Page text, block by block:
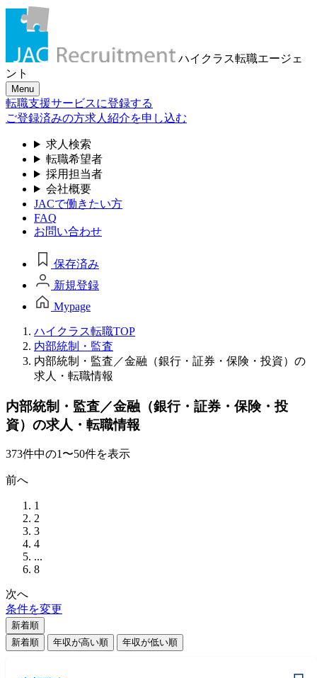
ハイクラス転職エージェ
ント
Menu
転職支援サービスに登録する
ご登録済みの方求人紹介を申し込む
求人検索
転職希望者
採用担当者
会社概要
JACで働きたい方
FAQ
お問い合わせ
保存済み
新規登録
Mypage
ハイクラス転職TOP
内部統制・監査
内部統制・監査／金融（銀行・証券・保険・投資）の
求人・転職情報
内部統制・監査／金融（銀行・証券・保険・投
資）の求人・転職情報
373件中の1〜50件を表示
前へ
1
2
3
4
...
8
次へ
条件を変更
新着順
新着順
年収が高い順 年収が低い順